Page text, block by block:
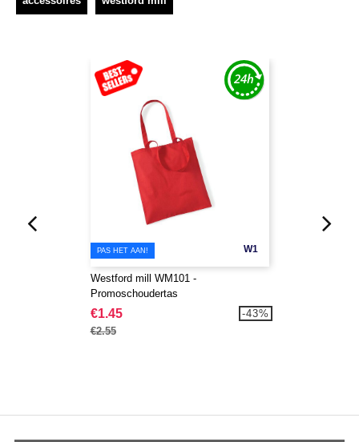
W1
PAS HET AAN!
Westford mill WM101 -
Promoschoudertas
€1.45
€2.55
-43%